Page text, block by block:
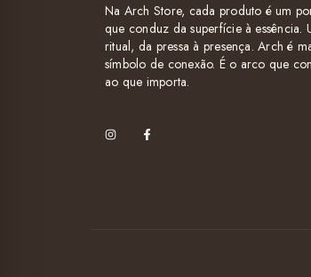
Na Arch Store, cada produto é um
que conduz da superfície à essência.
ritual, da pressa à presença. Arch é
símbolo de conexão. É o arco que
ao que importa.